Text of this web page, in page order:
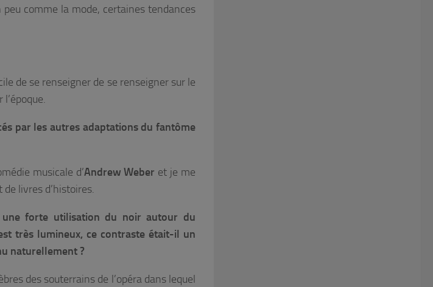
comme la mode, certaines tendances
de se renseigner de se renseigner sur le
par les autres adaptations du fantôme
musicale d’Andrew Weber et je me
livres d’histoires.
forte utilisation du noir autour du
très lumineux, ce contraste était-il un
naturellement ?
des souterrains de l’opéra dans lequel